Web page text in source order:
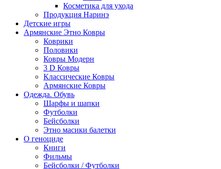
Косметика для ухода
Продукция Наринэ
Детские игры
Армянские Этно Ковры
Коврики
Половики
Ковры Модерн
3 D Ковры
Классические Ковры
Армянские Ковры
Одежда. Обувь
Шарфы и шапки
Футболки
Бейсболки
Этно масики балетки
О геноциде
Книги
Фильмы
Бейсболки / Футболки